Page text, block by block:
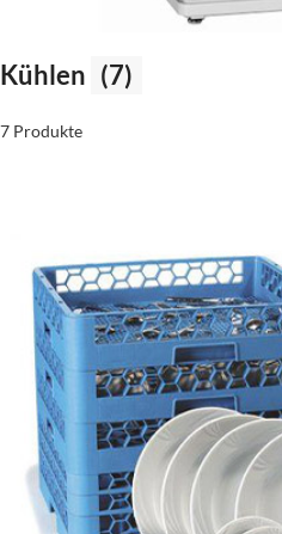
Kühlen (7)
7 Produkte